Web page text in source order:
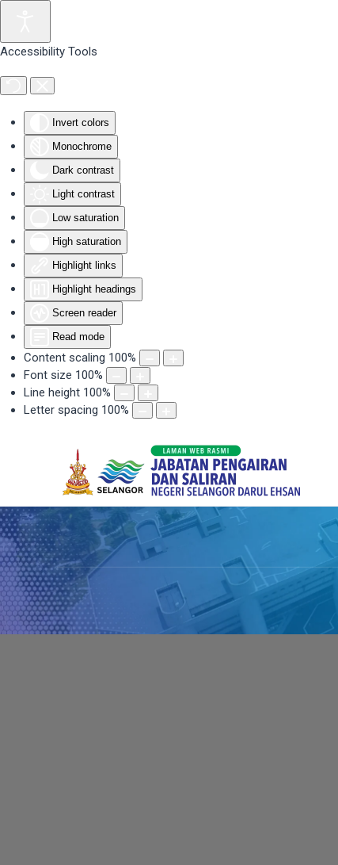
Accessibility Tools
Invert colors
Monochrome
Dark contrast
Light contrast
Low saturation
High saturation
Highlight links
Highlight headings
Screen reader
Read mode
Content scaling 100%
Font size 100%
Line height 100%
Letter spacing 100%
Skip to main content